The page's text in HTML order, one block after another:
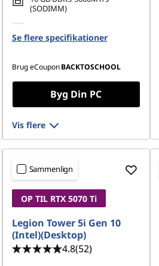
(SODIMM)
Gen4 TLC
Se flere specifikationer
Brug eCoupon BACKTOSCHOOL
Byg Din PC
Vis flere
Sammenlign
OP TIL RTX 5070 Ti
Legion Tower 5i Gen 10
(Intel)(Desktop)
4.8(52)